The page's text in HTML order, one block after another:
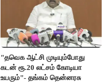
"தவெக ஆட்சி முடியும்போது
கடன் ரூ.20 லட்சம் கோடியா
உயரும்"- தங்கம் தென்னரசு